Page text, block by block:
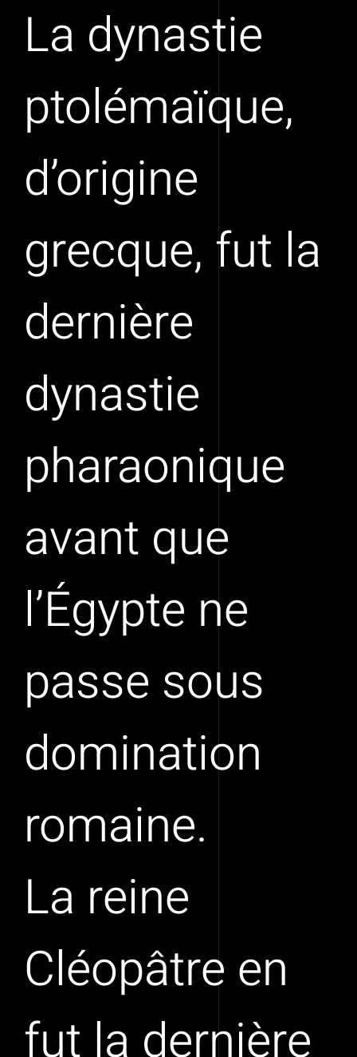
La dynastie
ptolémaïque,
d’origine
grecque, fut la
dernière
dynastie
pharaonique
avant que
l’Égypte ne
passe sous
domination
romaine.
La reine
Cléopâtre en
fut la dernière